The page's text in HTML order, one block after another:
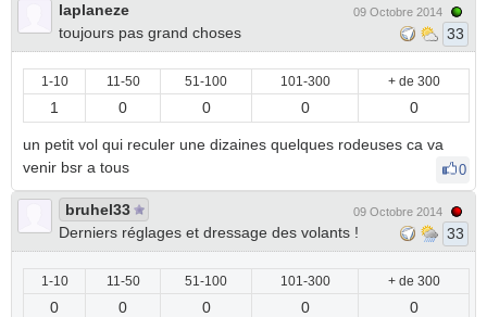
laplaneze
toujours pas grand choses
09 Octobre 2014
33
1-10 11-50 51-100 101-300 + de 300
1 0 0 0 0
un petit vol qui reculer une dizaines quelques rodeuses ca va
venir bsr a tous
0
bruhel33
Derniers réglages et dressage des volants !
09 Octobre 2014
33
1-10 11-50 51-100 101-300 + de 300
0 0 0 0 0